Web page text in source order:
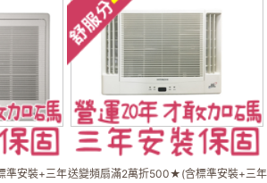
準安裝+三年送變頻扇滿2萬折500★(含標準安裝+三年